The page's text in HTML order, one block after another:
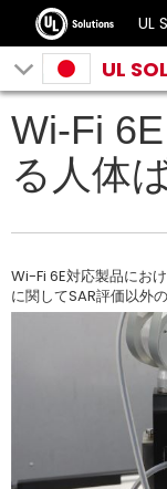
UL
UL
Wi-Fi
る人体
Wi-Fi 6E対応製品にお
に関してSAR評価以外